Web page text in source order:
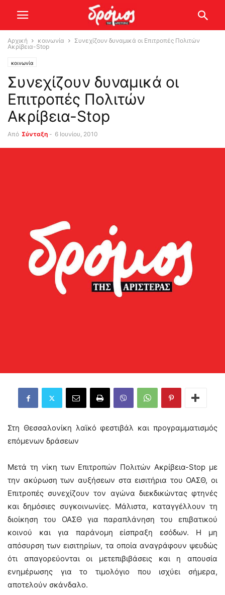
Αρχική κοινωνία
Συνεχίζουν δυναμικά οι Επιτροπές Πολιτών
Ακρίβεια-Stop
κοινωνία
Συνεχίζουν δυναμικά οι
Επιτροπές Πολιτών
Ακρίβεια-Stop
Από Σύνταξη - 6 Ιουνίου, 2010
Στη Θεσσαλονίκη λαϊκό φεστιβάλ και προγραμματισμός
επόμενων δράσεων
Μετά τη νίκη των Επιτροπών Πολιτών Ακρίβεια-Stop με
την ακύρωση των αυξήσεων στα εισιτήρια του ΟΑΣΘ, οι
Επιτροπές συνεχίζουν τον αγώνα διεκδικώντας φτηνές
και δημόσιες συγκοινωνίες. Μάλιστα, καταγγέλλουν τη
διοίκηση του ΟΑΣΘ για παραπλάνηση του επιβατικού
κοινού και για παράνομη είσπραξη εσόδων. Η μη
απόσυρση των εισιτηρίων, τα οποία αναγράφουν ψευδώς
ότι απαγορεύονται οι μετεπιβιβάσεις και η απουσία
ενημέρωσης για το τιμολόγιο που ισχύει σήμερα,
αποτελούν σκάνδαλο.